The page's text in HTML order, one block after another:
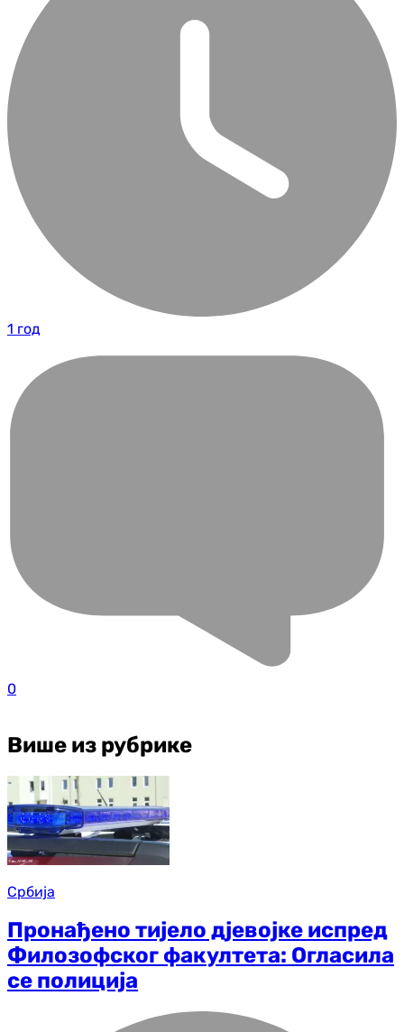
1 год
0
Више из рубрике
Србија
Пронађено тијело дјевојке испред
Филозофског факултета: Огласила
се полиција